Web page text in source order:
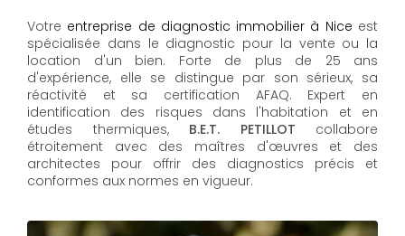
Votre entreprise de diagnostic immobilier à Nice est
spécialisée dans le diagnostic pour la vente ou la
location d'un bien. Forte de plus de 25 ans
d'expérience, elle se distingue par son sérieux, sa
réactivité et sa certification AFAQ. Expert en
identification des risques dans l'habitation et en
études thermiques, B.E.T. PETILLOT collabore
étroitement avec des maîtres d'œuvres et des
architectes pour offrir des diagnostics précis et
conformes aux normes en vigueur.